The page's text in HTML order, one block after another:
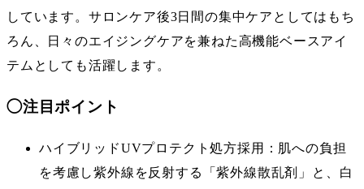
しています。サロンケア後3日間の集中ケアとしてはもち
ろん、日々のエイジングケアを兼ねた高機能ベースアイ
テムとしても活躍します。
◯注目ポイント
ハイブリッドUVプロテクト処方採用：肌への負担
を考慮し紫外線を反射する「紫外線散乱剤」と、白